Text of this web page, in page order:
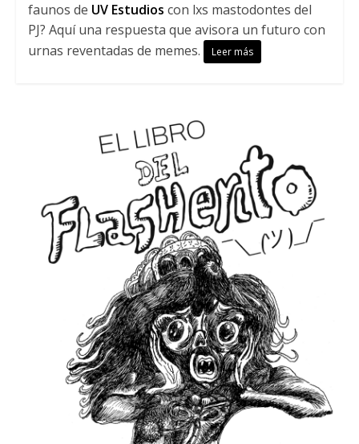
faunos de UV Estudios con lxs mastodontes del
PJ? Aquí una respuesta que avisora un futuro con
urnas reventadas de memes.
Leer más